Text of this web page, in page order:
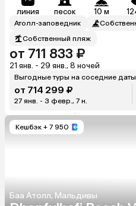
линия песок 10 м
Атолл-заповедник
Собственный пляж
от 711 833 ₽
21 янв. - 29 янв., 8 ночей
Выгодные туры на соседние даты
от 714 299 ₽
27 янв. - 3 февр., 7 н.
Кешбэк + 7 950
Баа Атолл, Мальдивы